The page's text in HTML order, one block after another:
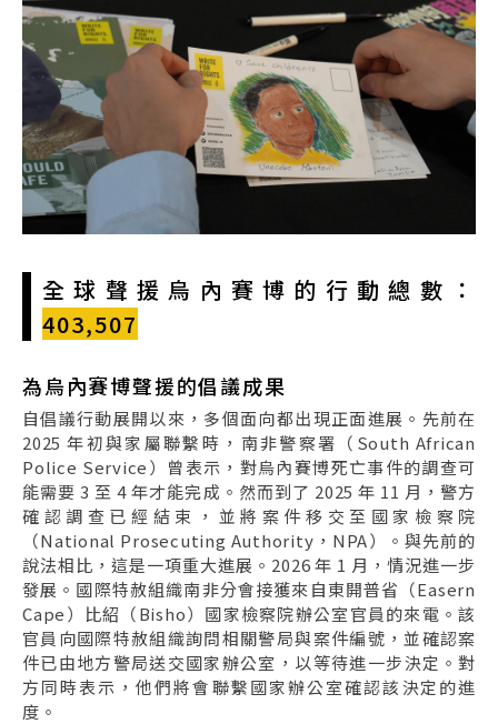
全球聲援烏內賽博的行動總數：
403,507
為烏內賽博聲援的倡議成果
自倡議行動展開以來，多個面向都出現正面進展。先前在
2025 年初與家屬聯繫時，南非警察署（South African
Police Service）曾表示，對烏內賽博死亡事件的調查可
能需要 3 至 4 年才能完成。然而到了 2025 年 11 月，警方
確認調查已經結束，並將案件移交至國家檢察院
（National Prosecuting Authority，NPA）。與先前的
說法相比，這是一項重大進展。2026 年 1 月，情況進一步
發展。國際特赦組織南非分會接獲來自東開普省（Easern
Cape）比紹（Bisho）國家檢察院辦公室官員的來電。該
官員向國際特赦組織詢問相關警局與案件編號，並確認案
件已由地方警局送交國家辦公室，以等待進一步決定。對
方同時表示，他們將會聯繫國家辦公室確認該決定的進
度。